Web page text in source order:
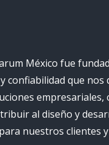
México fue
confiabilidad que nos
empresariales,
al diseño y
nuestros clientes